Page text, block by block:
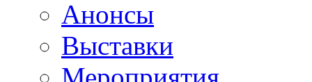
Анонсы
Выставки